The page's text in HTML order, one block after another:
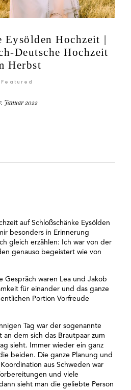
Eysölden Hochzeit |
Deutsche Hochzeit
Herbst
Featured
Januar 2022
auf Schloßschänke Eysölden
besonders in Erinnerung
gleich erzählen: Ich war von der
genauso begeistert wie von
Gespräch waren Lea und Jakob
für einander und das ganze
Portion Vorfreude
Tag war der sogenannte
an dem sich das Brautpaar zum
sieht. Immer wieder ein ganz
beiden. Die ganze Planung und
aus Schweden war
und viele
sieht man die geliebte Person